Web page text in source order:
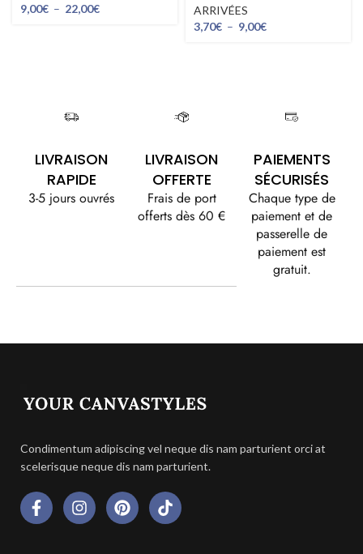
9,00€ – 22,00€
ARRIVÉES
3,70€ – 9,00€
LIVRAISON
RAPIDE
3-5 jours ouvrés
LIVRAISON
OFFERTE
Frais de port
offerts dès 60 €
PAIEMENTS
SÉCURISÉS
Chaque type de
paiement et de
passerelle de
paiement est
gratuit.
Condimentum adipiscing vel neque dis nam parturient orci at
scelerisque neque dis nam parturient.